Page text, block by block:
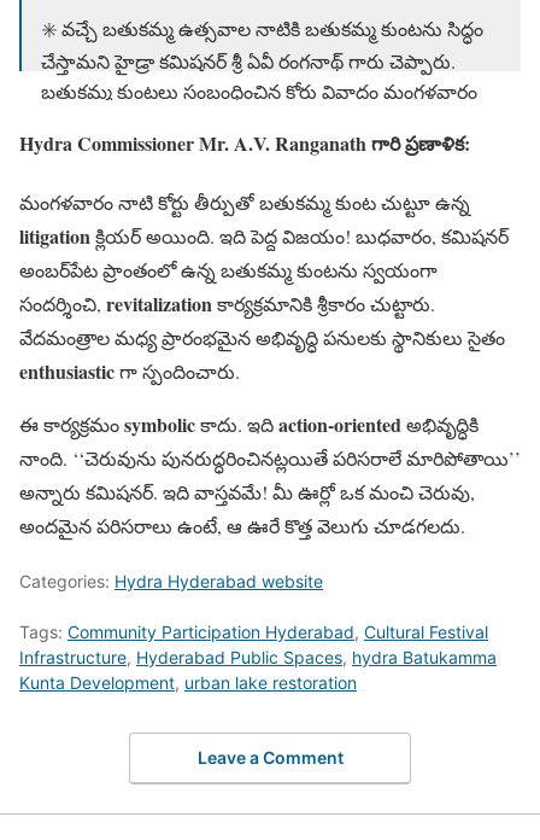
✳️ వచ్చే బతుకమ్మ ఉత్సవాల నాటికి బతుకమ్మ కుంటను సిద్ధం
చేస్తామని హైడ్రా కమిషనర్ శ్రీ ఏవీ రంగనాథ్ గారు చెప్పారు.
బతుకమ్మ కుంటలు సంబంధించిన కోర్టు వివాదం మంగళవారం
pic.twitter.com/zsvBQ5DiJj
— HYDRAA (@Comm_HYDRAA)April 23, 2025
Hydra Commissioner Mr. A.V. Ranganath గారి ప్రణాళిక:
మంగళవారం నాటి కోర్టు తీర్పుతో బతుకమ్మ కుంట చుట్టూ ఉన్న
litigationక్లియర్ అయింది. ఇది పెద్ద విజయం! బుధవారం, కమిషనర్
అంబర్‌పేట ప్రాంతంలో ఉన్న బతుకమ్మ కుంటను స్వయంగా
సందర్శించి, revitalizationకార్యక్రమానికి శ్రీకారం చుట్టారు.
వేదమంత్రాల మధ్య ప్రారంభమైన అభివృద్ధి పనులకు స్థానికులు సైతం
enthusiasticగా స్పందించారు.
ఈ కార్యక్రమంsymbolicకాదు. ఇదిaction-orientedఅభివృద్ధికి
నాంది. ‘‘చెరువును పునరుద్ధరించినట్లయితే పరిసరాలే మారిపోతాయి’’
అన్నారు కమిషనర్. ఇది వాస్తవమే! మీ ఊర్లో ఒక మంచి చెరువు,
అందమైన పరిసరాలు ఉంటే, ఆ ఊరే కొత్త వెలుగు చూడగలదు.
Categories: Hydra Hyderabad website
Tags: Community Participation Hyderabad, Cultural Festival
Infrastructure, Hyderabad Public Spaces, hydra Batukamma
Kunta Development, urban lake restoration
Leave a Comment